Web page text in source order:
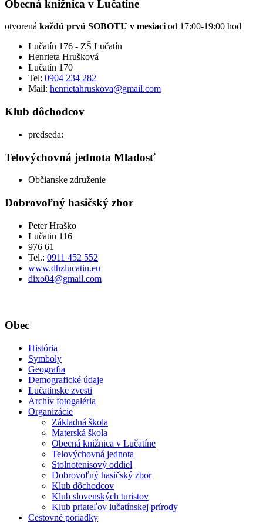
Obecná knižnica v Lučatíne
otvorená každú prvú SOBOTU v mesiaci od 17:00-19:00 hod
Lučatín 176 - ZŠ Lučatín
Henrieta Hrušková
Lučatín 170
Tel: 0904 234 282
Mail: henrietahruskova@gmail.com
Klub dôchodcov
predseda:
Telovýchovná jednota Mladosť
Občianske združenie
Dobrovoľný hasičský zbor
Peter Hraško
Lučatin 116
976 61
Tel.: 0911 452 552
www.dhzlucatin.eu
dixo04@gmail.com
Obec
História
Symboly
Geografia
Demografické údaje
Lučatínske zvesti
Archív fotogaléria
Organizácie
Základná škola
Materská škola
Obecná knižnica v Lučatíne
Telovýchovná jednota
Stolnotenisový oddiel
Dobrovoľný hasičský zbor
Klub dôchodcov
Klub slovenských turistov
Klub priateľov lučatínskej prírody
Cestovné poriadky